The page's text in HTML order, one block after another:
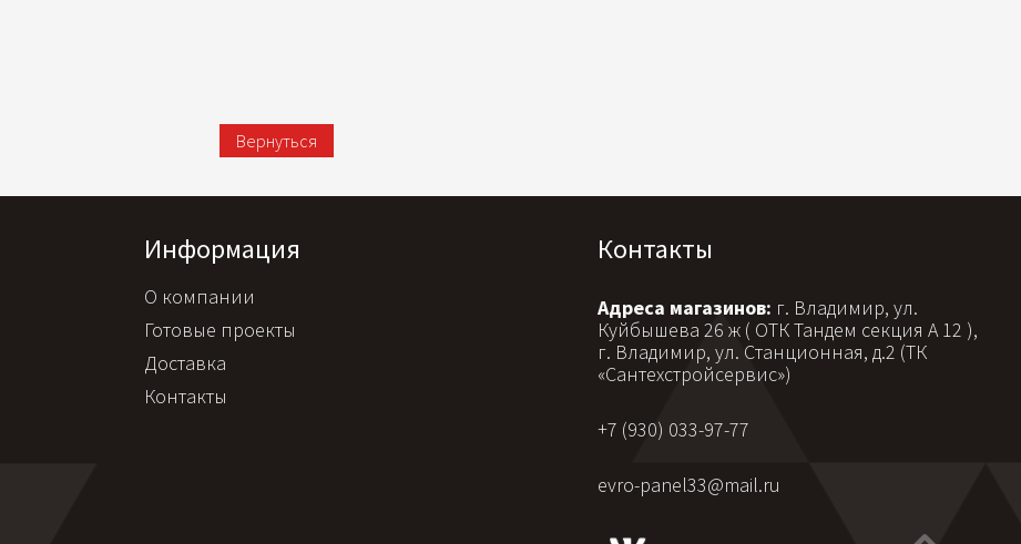
Вернуться
Информация
О компании
Готовые проекты
Доставка
Контакты
Контакты
Адреса магазинов: г. Владимир, ул.
Куйбышева 26 ж ( ОТК Тандем секция А 12 ),
г. Владимир, ул. Станционная, д.2 (ТК
«Сантехстройсервис»)
+7 (930) 033-97-77
evro-panel33@mail.ru